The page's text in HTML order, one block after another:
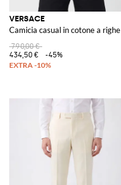
VERSACE
Camicia casual in cotone a righe
790,00 €
434,50 €
-45%